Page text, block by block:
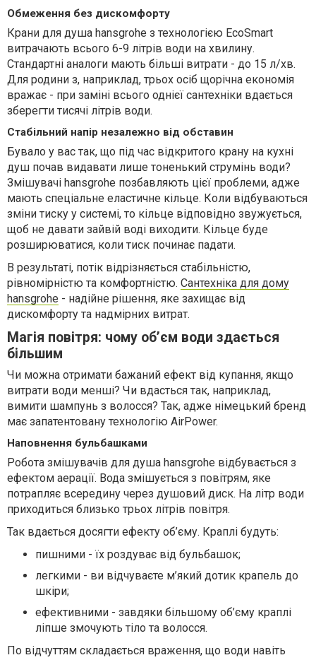
Обмеження без дискомфорту
Крани для душа hansgrohe з технологією EcoSmart
витрачають всього 6-9 літрів води на хвилину.
Стандартні аналоги мають більші витрати - до 15 л/хв.
Для родини з, наприклад, трьох осіб щорічна економія
вражає - при заміні всього однієї сантехніки вдається
зберегти тисячі літрів води.
Стабільний напір незалежно від обставин
Бувало у вас так, що під час відкритого крану на кухні
душ почав видавати лише тоненький струмінь води?
Змішувачі hansgrohe позбавляють цієї проблеми, адже
мають спеціальне еластичне кільце. Коли відбуваються
зміни тиску у системі, то кільце відповідно звужується,
щоб не давати зайвій воді виходити. Кільце буде
розширюватися, коли тиск починає падати.
В результаті, потік відрізняється стабільністю,
рівномірністю та комфортністю. Сантехніка для дому
hansgrohe - надійне рішення, яке захищає від
дискомфорту та надмірних витрат.
Магія повітря: чому об’єм води здається
більшим
Чи можна отримати бажаний ефект від купання, якщо
витрати води менші? Чи вдасться так, наприклад,
вимити шампунь з волосся? Так, адже німецький бренд
має запатентовану технологію AirPower.
Наповнення бульбашками
Робота змішувачів для душа hansgrohe відбувається з
ефектом аерації. Вода змішується з повітрям, яке
потрапляє всередину через душовий диск. На літр води
приходиться близько трьох літрів повітря.
Так вдається досягти ефекту об’єму. Краплі будуть:
пишними - їх роздуває від бульбашок;
легкими - ви відчуваєте м’який дотик крапель до
шкіри;
ефективними - завдяки більшому об’єму краплі
ліпше змочують тіло та волосся.
По відчуттям складається враження, що води навіть